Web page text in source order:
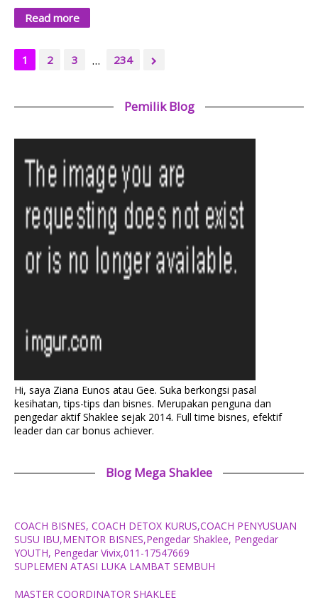
Read more
1 2 3 ... 234
Pemilik Blog
Hi, saya Ziana Eunos atau Gee. Suka berkongsi pasal
kesihatan, tips-tips dan bisnes. Merupakan penguna dan
pengedar aktif Shaklee sejak 2014. Full time bisnes, efektif
leader dan car bonus achiever.
Blog Mega Shaklee
COACH BISNES, COACH DETOX KURUS,COACH PENYUSUAN
SUSU IBU,MENTOR BISNES,Pengedar Shaklee, Pengedar
YOUTH, Pengedar Vivix,011-17547669
SUPLEMEN ATASI LUKA LAMBAT SEMBUH
MASTER COORDINATOR SHAKLEE